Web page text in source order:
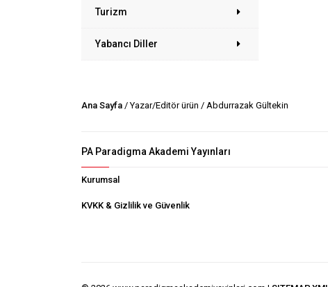
Turizm
Yabancı Diller
Ana Sayfa / Yazar/Editör ürün / Abdurrazak Gültekin
PA Paradigma Akademi Yayınları
Kurumsal
KVKK & Gizlilik ve Güvenlik